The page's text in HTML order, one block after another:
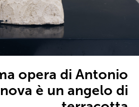
opera di Antonio
è un angelo di